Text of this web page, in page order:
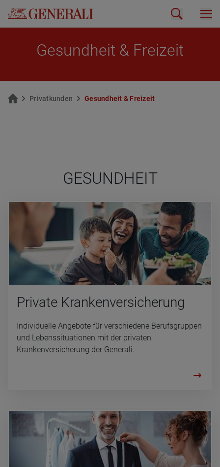
Ge­sund­heit & Frei­zeit
Pri­vat­kun­den Ge­sund­heit & Frei­zeit
GESUND­HEIT
Pri­vate Kran­ken­ver­si­che­rung
Individuelle Angebote für verschiedene Berufsgruppen
und Lebenssituationen mit der privaten
Krankenversicherung der Generali.